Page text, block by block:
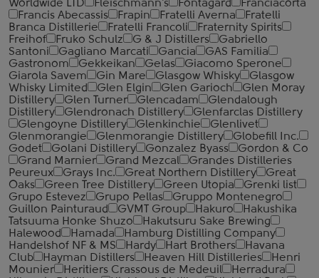
Worldwide LTD
Fleischmann's Fontagard
Franciacorta
Francis Abecassis
Frapin Fratelli Averna
Fratelli
Branca Distillerie
Fratelli ‎Francoli
Fraternity Spirits
Freihof
Fruko Schulz G & J Distillers
Gabriello
Santoni
Gagliano Marcati Gancia
GAS Familia
Gastronom
Gekkeikan Gelas
Giacomo Sperone
Giarola Savem
Gin Mare Glasgow Whisky
Glasgow
Whisky Limited
Glen Elgin Glen Garioch
Glen Moray
Distillery
Glen Turner Glencadam
Glendalough
Distillery
Glendronach Distillery
Glenfarclas Distillery
Glengoyne Distillery
Glenkinchie
Glenlivet
Glenmorangie
Glenmorangie Distillery
Globefill Inc.
Godet
Golani Distillery Gonzalez Byass
Gordon & Co
Grand Marnier
Grand Mezcal
Grandes Distilleries
Peureux
Grays Inc. Great Northern Distillery
Great
Oaks
Green Tree Distillery Green Utopia
Grenki list
Grupo Estevez
Grupo Pellas
Gruppo Montenegro
Guillon Painturaud
GVMT Group Hakuro
Hakushika
Tatsuuma Honke Shuzo
Hakutsuru Sake Brewing
Halewood
Hamada
Hamburg Distilling Company
Handelshof NF & MS
Hardy Hart Brothers
Havana
Club
Hayman Distillers Heaven Hill Distilleries
Henri
Mounier
Heritiers Crassous de Medeuil
Herradura